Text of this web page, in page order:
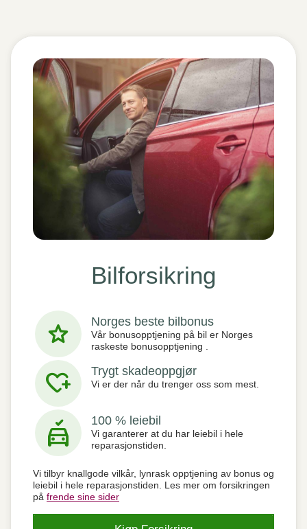
Bilforsikring
star Norges beste bilbonus
Vår bonusopptjening på bil er Norges
raskeste bonusopptjening .
heart_plus Trygt skadeoppgjør
Vi er der når du trenger oss som mest.
no_crash 100 % leiebil
Vi garanterer at du har leiebil i hele
reparasjonstiden.
Vi tilbyr knallgode vilkår, lynrask opptjening av bonus og
leiebil i hele reparasjonstiden. Les mer om forsikringen
på frende sine sider